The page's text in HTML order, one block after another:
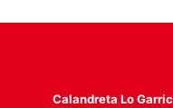
Calandreta Lo Garric